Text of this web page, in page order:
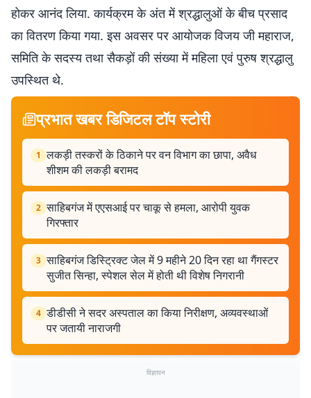
होकर आनंद लिया. कार्यक्रम के अंत में श्रद्धालुओं के बीच प्रसाद
का वितरण किया गया. इस अवसर पर आयोजक विजय जी महाराज,
समिति के सदस्य तथा सैकड़ों की संख्या में महिला एवं पुरुष श्रद्धालु
उपस्थित थे.
प्रभात खबर डिजिटल टॉप स्टोरी
1 लकड़ी तस्करों के ठिकाने पर वन विभाग का छापा, अवैध
शीशम की लकड़ी बरामद
2 साहिबगंज में एएसआई पर चाकू से हमला, आरोपी युवक
गिरफ्तार
3 साहिबगंज डिस्ट्रिक्ट जेल में 9 महीने 20 दिन रहा था गैंगस्टर
सुजीत सिन्हा, स्पेशल सेल में होती थी विशेष निगरानी
4 डीडीसी ने सदर अस्पताल का किया निरीक्षण, अव्यवस्थाओं
पर जतायी नाराजगी
विज्ञापन